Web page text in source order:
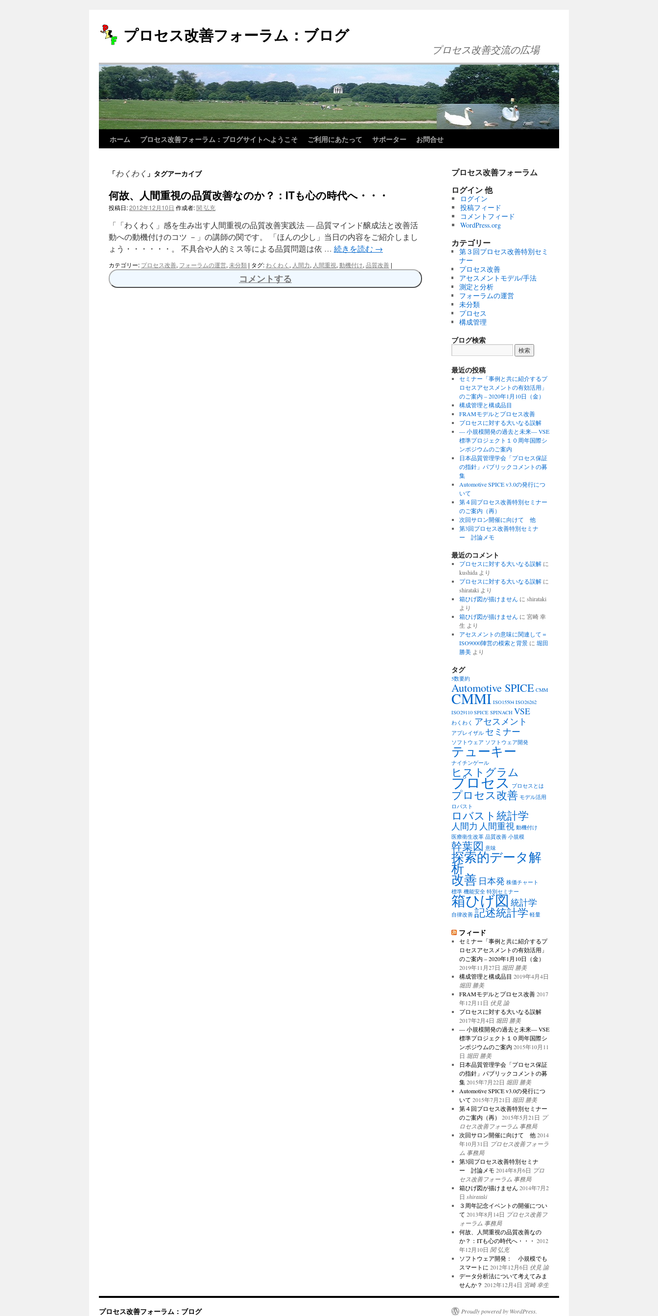
プロセス改善フォーラム：ブログ
プロセス改善交流の広場
ン
ホーム プロセス改善フォーラム：ブログサイトへようこそ ご利用にあたって サポーター お問合せ
「わくわく 」タグアーカイブ
何故、人間重視の品質改善なのか？：ITも心の時代へ・・・
投稿日:2012年12月10日 作成者:関 弘充
「「わくわく」感を生み出す人間重視の品質改善実践法 ― 品質マインド醸成法と改善活
動への動機付けのコツ －」の講師の関です。 「ほんの少し」当日の内容をご紹介しまし
ょう・・・・・・。 不具合や人的ミス等による品質問題は依 … 続きを読む →
カテゴリー: プロセス改善, フォーラムの運営, 未分類 | タグ: わくわく , 人間力, 人間重視, 動機付け, 品質改善 |
コメントする
プロセス改善フォーラム
ログイン 他
ログイン
投稿フィード
コメントフィード
WordPress.org
カテゴリー
第３回プロセス改善特別セミ
ナー
プロセス改善
アセスメントモデル/手法
測定と分析
フォーラムの運営
未分類
プロセス
構成管理
ブログ検索
最近の投稿
セミナー「事例と共に紹介するプ
ロセスアセスメントの有効活用」
のご案内 – 2020年1月10日（金）
構成管理と構成品目
FRAMモデルとプロセス改善
プロセスに対する大いなる誤解
― 小規模開発の過去と未来― VSE
標準プロジェクト１０周年国際シ
ンポジウムのご案内
日本品質管理学会「プロセス保証
の指針」パブリックコメントの募
集
Automotive SPICE v3.0の発行につ
いて
第４回プロセス改善特別セミナー
のご案内（再）
次回サロン開催に向けて 他
第3回プロセス改善特別セミナ
ー 討論メモ
最近のコメント
プロセスに対する大いなる誤解に
kushidaより
プロセスに対する大いなる誤解に
shirataki より
箱ひげ図が描けません に shirataki
より
箱ひげ図が描けません に 宮崎 幸
生 より
アセスメントの意味に関連して＝
ISO9000陣営の模索と背景に 堀田
勝美より
タグ
5数要約
Automotive SPICE CMM
CMMI ISO15504 ISO26262
ISO29110 SPICE SPINACH VSE
わくわく アセスメント
アプレイザル セミナー
ソフトウェア ソフトウェア開発
テューキー
ナイチンゲール
ヒストグラム
プロセス プロセスとは
プロセス改善 モデル活用
ロバスト
ロバスト統計学
人間力 人間重視 動機付け
医療衛生改革 品質改善 小規模
幹葉図 意味
探索的データ解
析
改善 日本発 株価チャート
標準 機能安全 特別セミナー
箱ひげ図 統計学
自律改善 記述統計学 軽量
フィード
セミナー「事例と共に紹介するプ
ロセスアセスメントの有効活用」
のご案内 – 2020年1月10日（金）
2019年11月27日 堀田 勝美
構成管理と構成品目 2019年4月4日
堀田 勝美
FRAMモデルとプロセス改善 2017
年12月11日 伏見 諭
プロセスに対する大いなる誤解
2017年2月4日 堀田 勝美
― 小規模開発の過去と未来― VSE
標準プロジェクト１０周年国際シ
ンポジウムのご案内 2015年10月11
日 堀田 勝美
日本品質管理学会「プロセス保証
の指針」パブリックコメントの募
集 2015年7月22日 堀田 勝美
Automotive SPICE v3.0の発行につ
いて 2015年7月21日 堀田 勝美
第４回プロセス改善特別セミナー
のご案内（再）
2015年5月21日 プ
ロセス改善フォーラム 事務局
次回サロン開催に向けて 他 2014
年10月31日 プロセス改善フォーラ
ム 事務局
第3回プロセス改善特別セミナ
ー 討論メモ 2014年8月6日 プロ
セス改善フォーラム 事務局
箱ひげ図が描けません 2014年7月2
日 shirataki
３周年記念イベントの開催につい
て 2013年8月14日 プロセス改善フ
ォーラム 事務局
何故、人間重視の品質改善なの
か？：ITも心の時代へ・・・ 2012
年12月10日 関 弘充
ソフトウェア開発： 小規模でも
スマートに 2012年12月6日 伏見 諭
データ分析法について考えてみま
せんか？ 2012年12月4日 宮崎 幸生
プロセス改善フォーラム：ブログ Proudly powered by WordPress.